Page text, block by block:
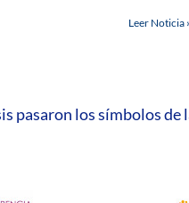
Leer Noticia
pasaron los símbolos